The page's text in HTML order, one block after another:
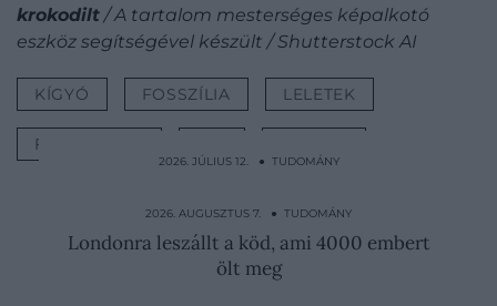
krokodilt/ A tartalom mesterséges képalkotó
eszköz segítségével készült / Shutterstock AI
KÍGYÓ FOSSZÍLIA LELETEK
FELFEDEZÉS
2026. JÚLIUS 12. ● TUDOMÁNY
többet árul el rólad…
2026. AUGUSZTUS 7. ● TUDOMÁNY
Londonra leszállt a köd, ami 4000 embert
ölt meg